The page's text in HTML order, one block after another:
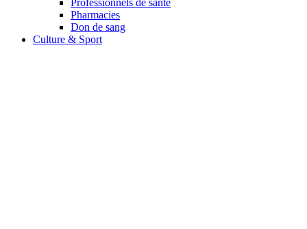
Pharmacies
Don de sang
Culture & Sport